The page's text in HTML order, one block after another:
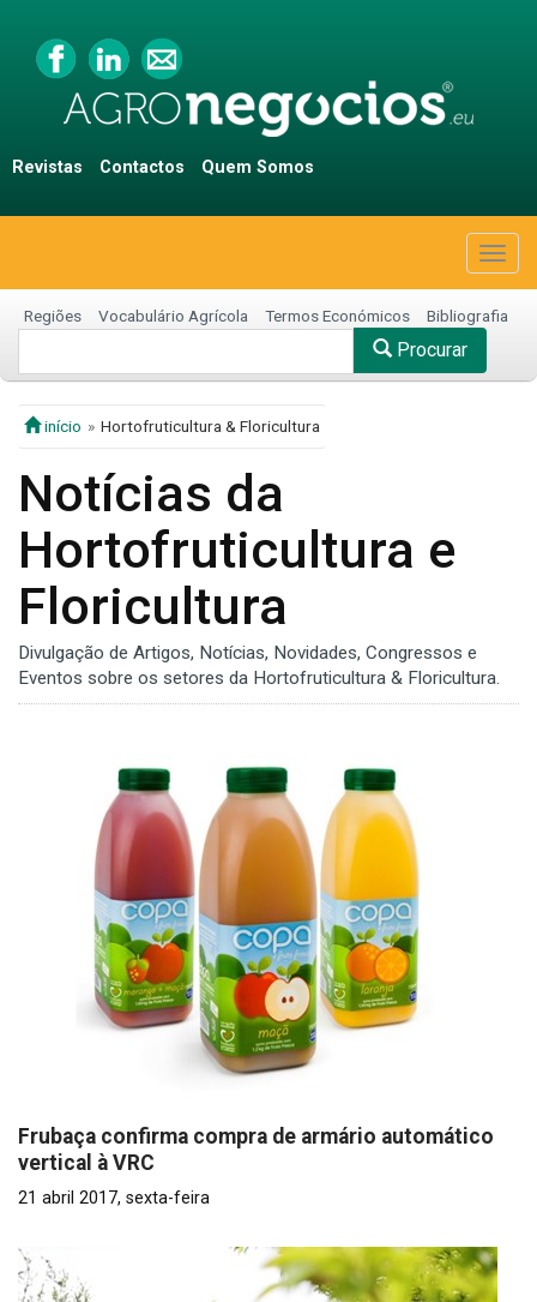
Revistas Contactos Quem Somos
Regiões Vocabulário Agrícola Termos Económicos Bibliografia
Procurar
início Hortofruticultura & Floricultura
Notícias da
Hortofruticultura e
Floricultura
Divulgação de Artigos, Notícias, Novidades, Congressos e
Eventos sobre os setores da Hortofruticultura & Floricultura.
Frubaça confirma compra de armário automático
vertical à VRC
21 abril 2017, sexta-feira